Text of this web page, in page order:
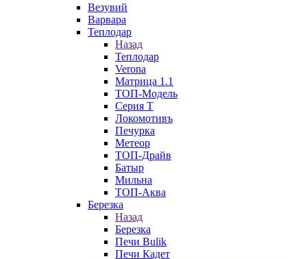
Везувий
Варвара
Теплодар
Назад
Теплодар
Verona
Матрица 1.1
ТОП-Модель
Серия Т
Локомотивъ
Печурка
Метеор
ТОП-Драйв
Батыр
Мильна
ТОП-Аква
Березка
Назад
Березка
Печи Bulik
Печи Кадет